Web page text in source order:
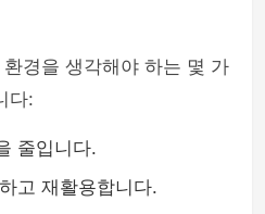
경을 생각해야 하는 몇 가
다:
줄입니다.
고 재활용합니다.